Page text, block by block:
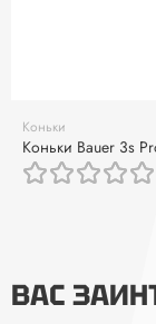
Коньки
Коньки Bauer 3s
ВАС